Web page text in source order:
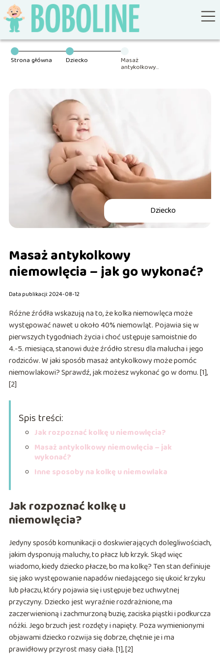
Strona główna Dziecko Masaż
antykolkowy
Dziecko
Masaż antykolkowy
niemowlęcia – jak go wykonać?
Data publikacji: 2024-08-12
Różne źródła wskazują na to, że kolka niemowlęca może
występować nawet u około 40% niemowląt. Pojawia się w
pierwszych tygodniach życia i choć ustępuje samoistnie do
4.-5. miesiąca, stanowi duże źródło stresu dla malucha i jego
rodziców. W jaki sposób masaż antykolkowy może pomóc
niemowlakowi? Sprawdź, jak możesz wykonać go w domu. [1],
[2]
Spis treści:
Jak rozpoznać kolkę u niemowlęcia?
Masaż antykolkowy niemowlęcia – jak
wykonać?
Inne sposoby na kolkę u niemowlaka
Jak rozpoznać kolkę u
niemowlęcia?
Jedyny sposób komunikacji o doskwierających dolegliwościach,
jakim dysponują maluchy, to płacz lub krzyk. Skąd więc
wiadomo, kiedy dziecko płacze, bo ma kolkę? Ten stan definiuje
się jako występowanie napadów niedającego się ukoić krzyku
lub płaczu, który pojawia się i ustępuje bez uchwytnej
przyczyny. Dziecko jest wyraźnie rozdrażnione, ma
zaczerwienioną i zachmurzoną buzię, zaciska piąstki i podkurcza
nóżki. Jego brzuch jest rozdęty i napięty. Poza wymienionymi
objawami dziecko rozwija się dobrze, chętnie je i ma
prawidłowy przyrost masy ciała. [1], [2]